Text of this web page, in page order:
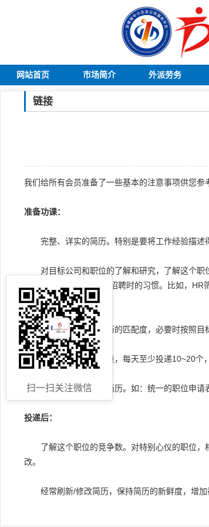
网站首页 市场简介 外派劳务
链接
我们给所有会员准备了一些基本的注意事项供您参
准备功课：
完整、详实的简历。特别是要将工作经验描述
对目标公司和职位的了解和研究，了解这个职
了解一些关于HR在招聘时的习惯。比如，HR
投递时要注意：
关注职位要求与简历的匹配度，必要时按照目标
注意投递简历的数量，每天至少投递10~20个，
按招聘方要求投递简历。如：统一的职位申请
投递后：
了解这个职位的竞争数。对特别心仪的职位，
改。
经常刷新/修改简历，保持简历的新鲜度，增加
扫一扫关注微信